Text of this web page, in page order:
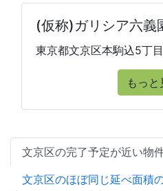
(仮称)ガリシア六義
東京都文京区本駒込5丁
もっと
文京区の完了予定が近い物
文京区のほぼ同じ延べ面積